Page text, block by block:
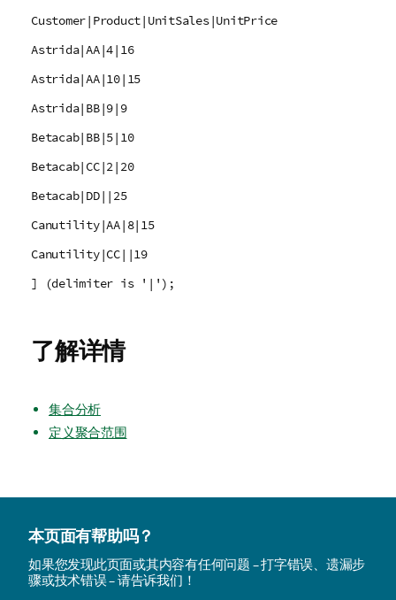
Customer|Product|UnitSales|UnitPrice
Astrida|AA|4|16
Astrida|AA|10|15
Astrida|BB|9|9
Betacab|BB|5|10
Betacab|CC|2|20
Betacab|DD||25
Canutility|AA|8|15
Canutility|CC||19
] (delimiter is '|');
了解详情
集合分析
定义聚合范围
本页面有帮助吗？
如果您发现此页面或其内容有任何问题 – 打字错误、遗漏步
骤或技术错误 – 请告诉我们！